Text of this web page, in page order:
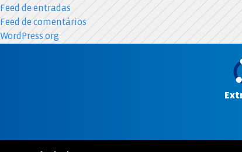
Feed de entradas
Feed de comentários
WordPress.org